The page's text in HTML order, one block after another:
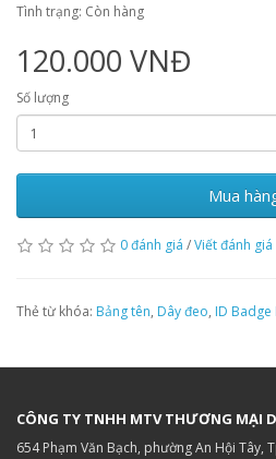
Tình trạng: Còn hàng
120.000 VNĐ
Số lượng
Mua
0 đánh giá /Viết đánh giá
Thẻ từ khóa: Bảng tên, Dây đeo, ID
CÔNG TY TNHH MTV THƯƠNG MẠI
654 Phạm Văn Bạch, phường An Hội Tây,